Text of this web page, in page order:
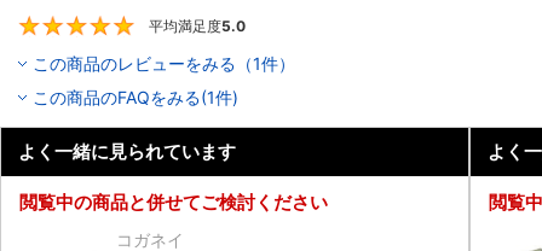
平均満足度5.0
この商品のレビューをみる（1件）
この商品のFAQをみる(1件)
よく一緒に見られています
閲覧中の商品と併せてご検討ください
コガネイ
よく
閲覧